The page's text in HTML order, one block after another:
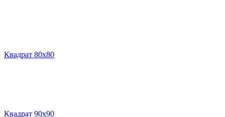
Квадрат 80х80
Квадрат 90х90